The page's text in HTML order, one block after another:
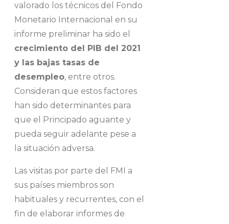
valorado los técnicos del Fondo
Monetario Internacional en su
informe preliminar ha sido el
crecimiento del PIB del 2021
y las bajas tasas de
desempleo, entre otros.
Consideran que estos factores
han sido determinantes para
que el Principado aguante y
pueda seguir adelante pese a
la situación adversa.
Las visitas por parte del FMI a
sus países miembros son
habituales y recurrentes, con el
fin de elaborar informes de